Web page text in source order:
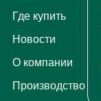
Где купить
Новости
О компании
Производство